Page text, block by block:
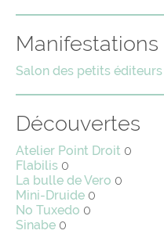
Manifestations
Salon des petits éditeurs
Découvertes
Atelier Point Droit 0
Flabilis 0
La bulle de Vero 0
Mini-Druide 0
No Tuxedo 0
Sinabe 0